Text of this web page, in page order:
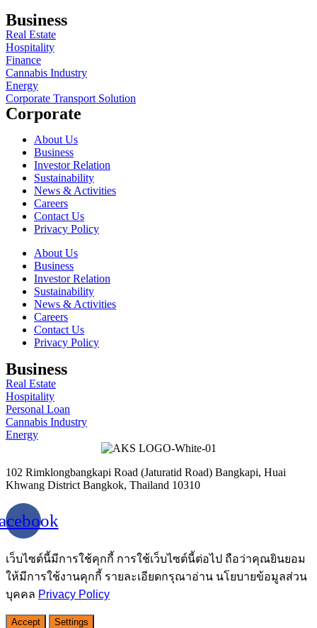
Business
Real Estate
Hospitality
Finance
Cannabis Industry
Energy
Corporate Transport Solution
Corporate
About Us
Business
Investor Relation
Sustainability
News & Activities
Careers
Contact Us
Privacy Policy
About Us
Business
Investor Relation
Sustainability
News & Activities
Careers
Contact Us
Privacy Policy
Business
Real Estate
Hospitality
Personal Loan
Cannabis Industry
Energy
102 Rimklongbangkapi Road (Jaturatid Road) Bangkapi, Huai
Khwang District Bangkok, Thailand 10310
เว็บไซต์นี้มีการใช้คุกกี้ การใช้เว็บไซต์นี้ต่อไป ถือว่าคุณยินยอม
ให้มีการใช้งานคุกกี้ รายละเอียดกรุณาอ่าน นโยบายข้อมูลส่วน
บุคคล Privacy Policy
Accept Settings